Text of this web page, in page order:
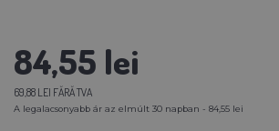
84,55 lei
69,88 LEI FĂRĂ TVA
A legalacsonyabb ár az elmúlt 30 napban - 84,55 lei